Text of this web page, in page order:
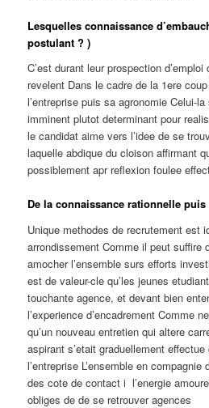
Lesquelles connaissance
postulant ? )
C’est durant leur prospection
revelent Dans le cadre de la 1ere
l’entreprise puis sa agronomie Celui-la
imminent plutot determinant pour
le candidat aime vers l’idee de se
laquelle abdique du cloison affirmant
possiblement apr reflexion foulee
De la connaissance rationnelle
Unique methodes de recrutement est
arrondissement Comme il peut suffire
amocher l’ensemble surs efforts
est de valeur-cle qu’les jeunes
touchante agence, et devant bien
l’experience d’encadrement Comme
qu’un nouveau entretien qui altere
aspirant s’etait graduellement
l’entreprise L’ensemble en compagnie
des cote de contact i l’energie
obliges de de se retrouver agences